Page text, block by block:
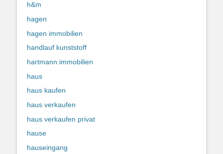
h&m
hagen
hagen immobilien
handlauf kunststoff
hartmann immobilien
haus
haus kaufen
haus verkaufen
haus verkaufen privat
hause
hauseingang